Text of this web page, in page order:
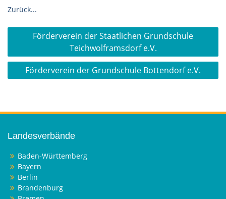
Zurück...
Beitragsnavigation
Förderverein der Staatlichen Grundschule
Teichwolframsdorf e.V.
Förderverein der Grundschule Bottendorf e.V.
Landesverbände
Baden-Württemberg
Bayern
Berlin
Brandenburg